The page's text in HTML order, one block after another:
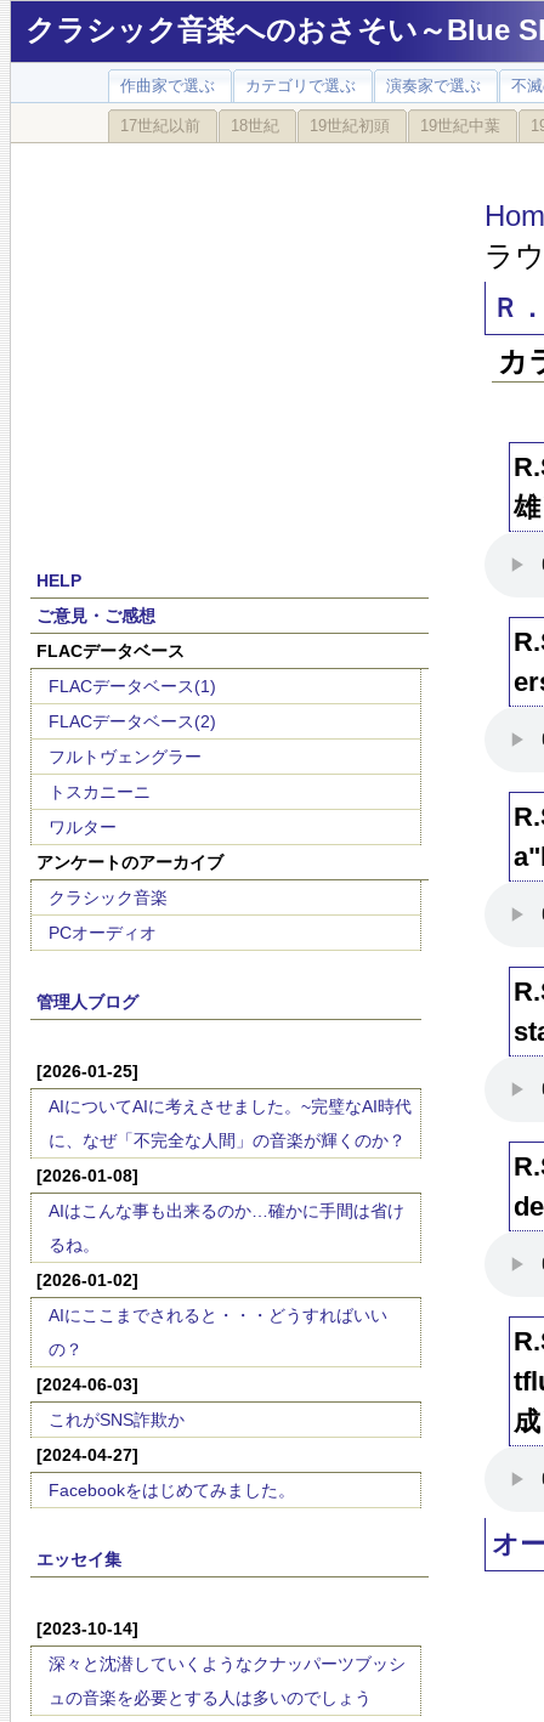
クラシック音楽へのおさそい～Blue
作曲家で選ぶ カテゴリで選ぶ 演奏家で選ぶ 不
17世紀以前 18世紀 19世紀初頭 19世紀中葉
HELP
ご意見・ご感想
FLACデータベース
FLACデータベース(1)
FLACデータベース(2)
フルトヴェングラー
トスカニーニ
ワルター
アンケートのアーカイブ
クラシック音楽
PCオーディオ
管理人ブログ
[2026-01-25]
AIについてAIに考えさせました。~完璧なAI時代
に、なぜ「不完全な人間」の音楽が輝くのか？
[2026-01-08]
AIはこんな事も出来るのか…確かに手間は省け
るね。
[2026-01-02]
AIにここまでされると・・・どうすればいい
の？
[2024-06-03]
これがSNS詐欺か
[2024-04-27]
Facebookをはじめてみました。
エッセイ集
[2023-10-14]
深々と沈潜していくようなクナッパーツブッシ
ュの音楽を必要とする人は多いのでしょう
ラ
Ｒ
カ
オ